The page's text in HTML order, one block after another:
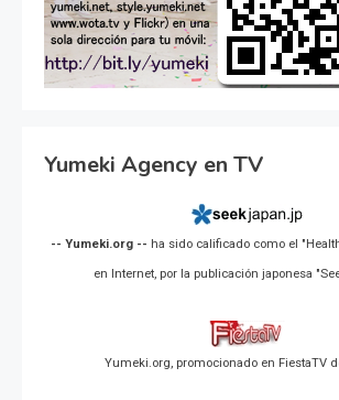
Yumeki Agency en TV
-- Yumeki.org -- ha sido calificado como el
en Internet, por la publicación japonesa
Yumeki.org, promocionado en FiestaTV